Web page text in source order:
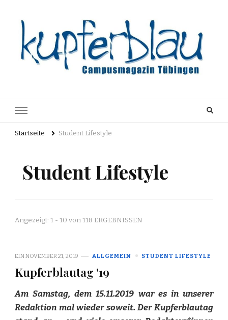
Archiv
Startseite Student Lifestyle
Student Lifestyle
Angezeigt: 1 - 10 von 118 ERGEBNISSEN
EINNOVEMBER 21, 2019 ALLGEMEIN STUDENT LIFESTYLE
Kupferblautag '19
Am Samstag, dem 15.11.2019 war es in unserer
Redaktion mal wieder soweit. Der Kupferblautag